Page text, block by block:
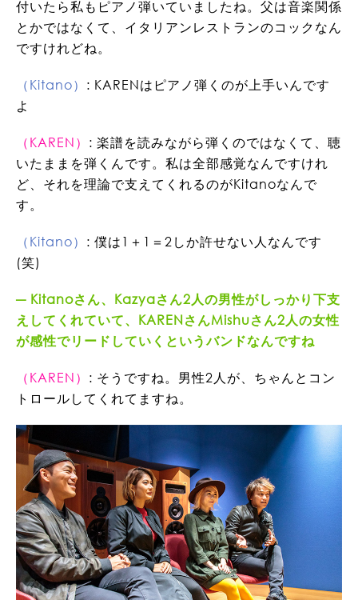
付いたら私もピアノ弾いていましたね。父は音楽関係
とかではなくて、イタリアンレストランのコックなん
ですけれどね。
（Kitano） : KARENはピアノ弾くのが上手いんです
よ
（KAREN） : 楽譜を読みながら弾くのではなくて、聴
いたままを弾くんです。私は全部感覚なんですけれ
ど、それを理論で支えてくれるのがKitanoなんで
す。
（Kitano） : 僕は1＋1＝2しか許せない人なんです
(笑)
Kitanoさん、Kazyaさん2人の男性がしっかり下支
えしてくれていて、KARENさんMishuさん2人の女性
が感性でリードしていくというバンドなんですね
（KAREN） : そうですね。男性2人が、ちゃんとコン
トロールしてくれてますね。